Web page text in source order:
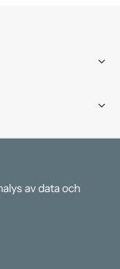
av data och